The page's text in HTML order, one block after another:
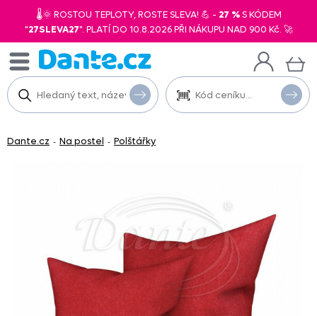
🌡️🌞 ROSTOU TEPLOTY, ROSTE SLEVA! 💪 - 27 %S KÓDEM
"27SLEVA27". PLATÍ DO 10.8.2026 PŘI NÁKUPU NAD 900 Kč. 🚀
Dante.cz - Na postel - Polštářky